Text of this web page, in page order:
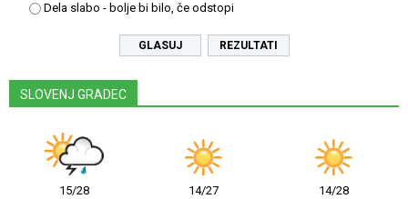
Dela slabo - bolje bi bilo, če odstopi
REZULTATI
SLOVENJ GRADEC
15/28
14/27
14/28